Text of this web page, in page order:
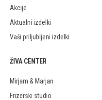
Akcije
Aktualni izdelki
Vaši priljubljeni izdelki
ŽIVA CENTER
Mirjam & Marjan
Frizerski studio